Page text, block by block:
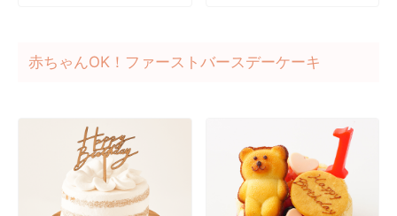
赤ちゃんOK！ファーストバースデーケーキ